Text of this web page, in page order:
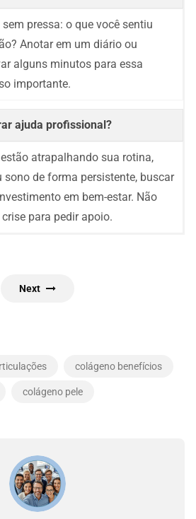
pressa: o que você sentiu
Anotar em um diário ou
alguns minutos para essa
importante.
ajuda profissional?
atrapalhando sua rotina,
sono de forma persistente, buscar
em bem-estar. Não
para pedir apoio.
Next
colágeno benefícios
colágeno pele